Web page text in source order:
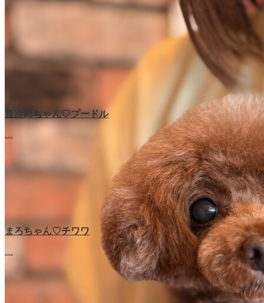
直次郎ちゃん♡プードル
まろちゃん♡チワワ